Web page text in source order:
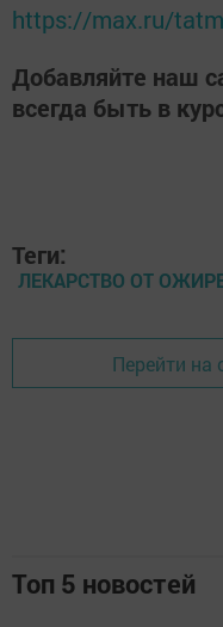
https://max.ru/
Добавляйте наш
всегда быть в
Теги:
ЛЕКАРСТВО ОТ
Перейти на
Топ 5 новостей